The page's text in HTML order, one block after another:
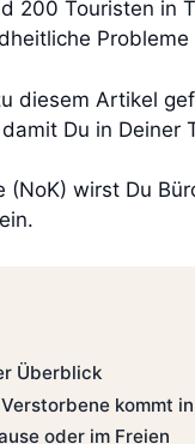
200 Touristen in
Probleme
diesem Artikel
Du in
(NoK) wirst Du
Überblick
kommt
oder im Freien